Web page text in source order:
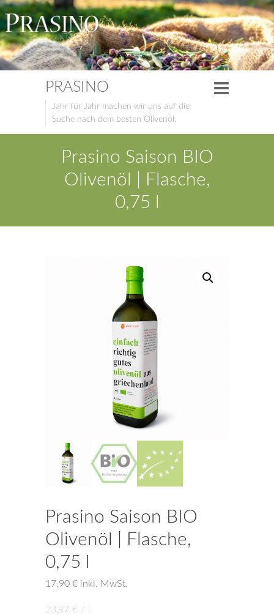
PRASINO
Jahr für Jahr machen wir uns auf die
Suche nach dem besten Olivenöl.
Prasino Saison BIO
Olivenöl | Flasche,
0,75 l
Prasino Saison BIO
Olivenöl | Flasche,
0,75 l
17,90 € inkl. MwSt.
23,87 € /